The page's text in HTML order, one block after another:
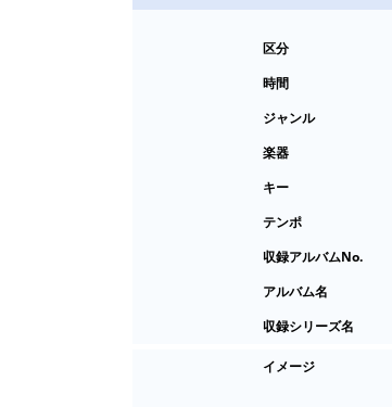
区分
時間
ジャンル
楽器
キー
テンポ
収録アルバムNo.
アルバム名
収録シリーズ名
イメージ